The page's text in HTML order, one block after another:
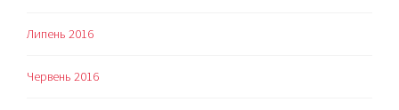
Липень 2016
Червень 2016